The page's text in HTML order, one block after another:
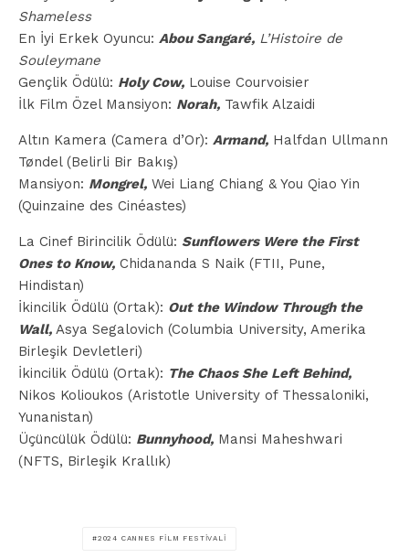
Shameless
En İyi Erkek Oyuncu: Abou Sangaré, L’Histoire de
Souleymane
Gençlik Ödülü: Holy Cow, Louise Courvoisier
İlk Film Özel Mansiyon: Norah, Tawfik Alzaidi
Altın Kamera (Camera d’Or): Armand, Halfdan Ullmann
Tøndel (Belirli Bir Bakış)
Mansiyon: Mongrel, Wei Liang Chiang & You Qiao Yin
(Quinzaine des Cinéastes)
La Cinef Birincilik Ödülü: Sunflowers Were the First
Ones to Know, Chidananda S Naik (FTII, Pune,
Hindistan)
İkincilik Ödülü (Ortak): Out the Window Through the
Wall, Asya Segalovich (Columbia University, Amerika
Birleşik Devletleri)
İkincilik Ödülü (Ortak): The Chaos She Left Behind,
Nikos Kolioukos (Aristotle University of Thessaloniki,
Yunanistan)
Üçüncülük Ödülü: Bunnyhood, Mansi Maheshwari
(NFTS, Birleşik Krallık)
2024 CANNES FILM FESTIVALI